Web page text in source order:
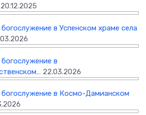
20.12.2025
в Успенском храме села
в
22.03.2026
в Космо-Дамианском